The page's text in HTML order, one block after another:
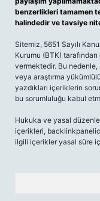
benzerlikleri tamamen
halindedir ve tavsiye
Sitemiz, 5651 Sayılı
Kurumu (BTK)
vermektedir. Bu
veya araştırma
yazdıkları içeriklerin
bu sorumluluğu kabul
Hukuka ve yasal
içerikleri,
ilgili içerikler yasal süre